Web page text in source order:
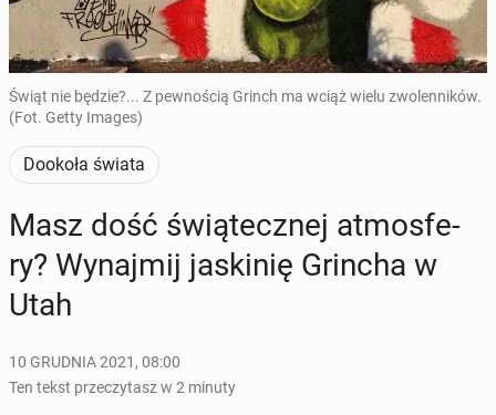
Świąt nie będzie?... Z pewnością Grinch ma wciąż wielu zwolenników.
(Fot. Getty Images)
Dookoła świata
Masz dość świą­tecz­nej at­mos­fe­
ry? Wy­naj­mij ja­ski­nię Grincha w
Utah
10 GRUDNIA 2021, 08:00
Ten tekst przeczytasz w 2 minuty